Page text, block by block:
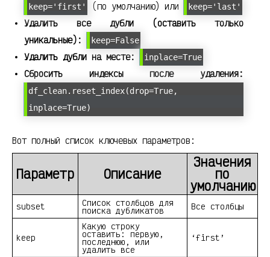
keep='first' (по умолчанию) или keep='last'
Удалить все дубли (оставить только
уникальные):
keep=False
Удалить дубли на месте: inplace=True
Сбросить индексы после удаления:
df_clean.reset_index(drop=True,
inplace=True)
Вот полный список ключевых параметров:
Параметр Описание
Значения
по
умолчанию
subset Список столбцов для
поиска дубликатов Все столбцы
keep
Какую строку
оставить: первую,
последнюю, или
удалить все
‘first’